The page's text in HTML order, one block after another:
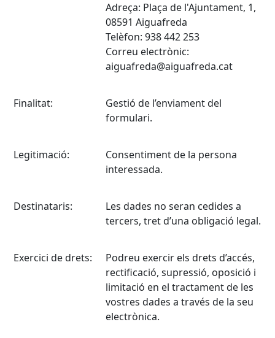
Adreça: Plaça de l'Ajuntament, 1,
08591 Aiguafreda
Telèfon: 938 442 253
Correu electrònic:
aiguafreda@aiguafreda.cat
Finalitat:
Gestió de l’enviament del
formulari.
Legitimació:
Consentiment de la persona
interessada.
Destinataris:
Les dades no seran cedides a
tercers, tret d’una obligació legal.
Exercici de drets:
Podreu exercir els drets d’accés,
rectificació, supressió, oposició i
limitació en el tractament de les
vostres dades a través de la seu
electrònica.